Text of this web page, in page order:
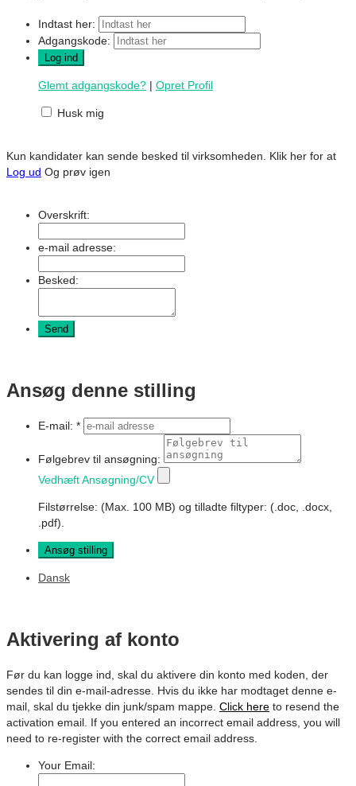
Indtast her:
Adgangskode:
Glemt adgangskode? | Opret Profil
Husk mig
Kun kandidater kan sende besked til virksomheden. Klik her for at
Log ud Og prøv igen
Overskrift:
e-mail adresse:
Besked:
Ansøg denne stilling
E-mail: *
Følgebrev til ansøgning:
Vedhæft Ansøgning/CV
Filstørrelse: (Max. 100 MB) og tilladte filtyper: (.doc, .docx,
.pdf).
Dansk
Aktivering af konto
Før du kan logge ind, skal du aktivere din konto med koden, der
sendes til din e-mail-adresse. Hvis du ikke har modtaget denne e-
mail, skal du tjekke din junk/spam mappe. Click here to resend the
activation email. If you entered an incorrect email address, you will
need to re-register with the correct email address.
Your Email: